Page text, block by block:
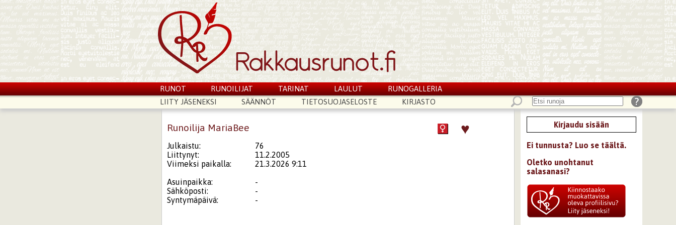
RUNOT RUNOILIJAT TARINAT LAULUT
RUNOGALLERIA
LIITY JÄSENEKSI
SÄÄNNÖT TIETOSUOJASELOSTE KIRJASTO
Runoilija MariaBee ♥
Julkaistu:
76
Liittynyt:
11.2.2005
Viimeksi paikalla:
21.3.2026 9:11
Asuinpaikka:
-
Sähköposti:
-
Syntymäpäivä:
-
Kirjaudu sisään
Ei tunnusta? Luo se täältä.
Oletko unohtanut
salasanasi?